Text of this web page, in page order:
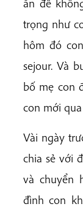
trọng như
hôm đó
sejour. Và
bố mẹ con
con mới
Vài ngày
chia sẻ với
và chuyển
đình con